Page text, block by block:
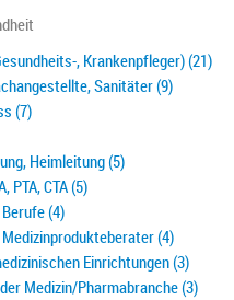
, Krankenpfleger) (21)
Sanitäter (9)
(7)
Heimleitung (5)
PTA, CTA (5)
(4)
(4)
Einrichtungen (3)
Medizin/Pharmabranche (3)